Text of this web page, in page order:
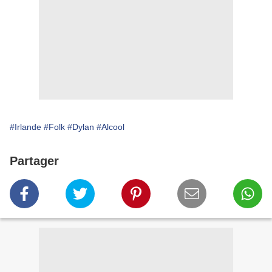
#Irlande #Folk #Dylan #Alcool
Partager